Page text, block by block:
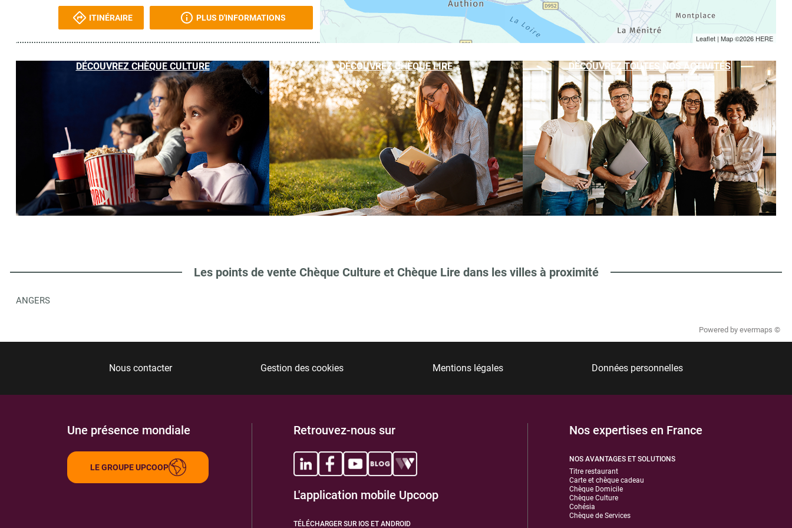
ITINÉRAIRE PLUS D'INFORMATIONS
Leaflet | Map ©2026 HERE
DÉCOUVREZ CHÈQUE CULTURE DÉCOUVREZ CHÈQUE LIRE DÉCOUVREZ TOUTES NOS ACTIVITÉS
Les points de vente Chèque Culture et Chèque Lire dans les villes à proximité
ANGERS
Powered by evermaps ©
Nous contacter Gestion des cookies Mentions légales Données personnelles
Une présence mondiale
LE GROUPE UPCOOP
Retrouvez-nous sur
L'application mobile Upcoop
TÉLÉCHARGER SUR IOS ET ANDROID
Nos expertises en France
NOS AVANTAGES ET SOLUTIONS
Titre restaurant
Carte et chèque cadeau
Chèque Domicile
Chèque Culture
Cohésia
Chèque de Services